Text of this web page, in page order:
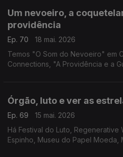
Um nevoeiro, a
providência
Ep. 70
18 mai. 2026
Temos "O Som do Nevoeiro" em
Connections, "A Providência e a
Órgão, luto e ver as
Ep. 69
15 mai. 2026
Há Festival do Luto, Regenerative
Espinho, Museu do Papel Moeda,